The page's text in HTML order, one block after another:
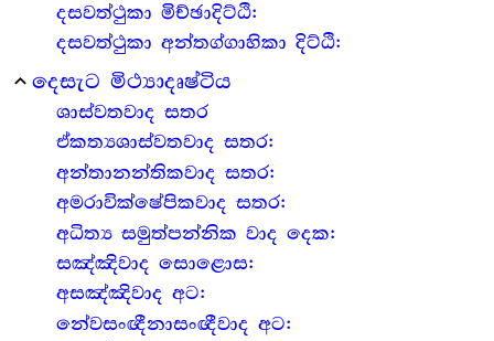
දසවත්ථුකා මිච්ඡාදිට්ඨි:
දසවත්ථුකා අන්තග්ගාහිකා දිට්ඨි:
expand_less දෙසැට මිථ්‍යාදෘෂ්ටිය
ශාස්වතවාද සතර
ඒකත්‍යශාස්වතවාද සතර:
අන්තානන්තිකවාද සතර:
අමරාවික්ෂේපිකවාද සතර:
අධිත්‍ය සමුත්පන්නික වාද දෙක:
සඤ්ඤිවාද සොළොස:
අසඤ්ඤිවාද අට:
නේවසංඥීනාසංඥීවාද අට: